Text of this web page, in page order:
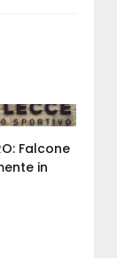
Falcone
in